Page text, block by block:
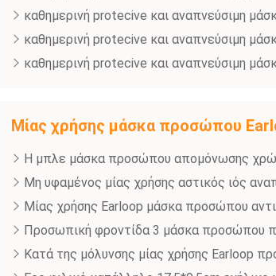
καθημερινή protecive και αναπνεύσιμη
καθημερινή protecive και αναπνεύσιμη
καθημερινή protecive και αναπνεύσιμη
Μίας χρήσης μάσκα προσώπου
Η μπλε μάσκα προσώπου απομόνωσης
Μη υφαμένος μίας χρήσης αστικός ιός
Μίας χρήσης Earloop μάσκα προσώπου
Προσωπική φροντίδα 3 μάσκα προσώπου
Κατά της μόλυνσης μίας χρήσης Earloop